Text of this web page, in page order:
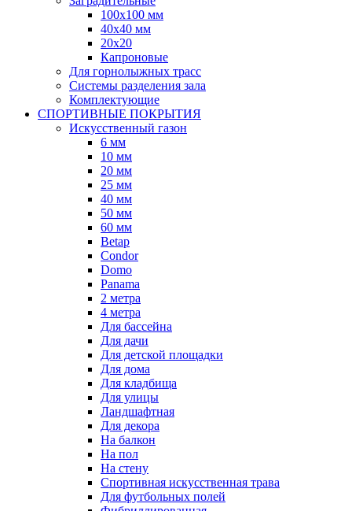
100х100 мм
40х40 мм
20х20
Капроновые
Для горнолыжных трасс
Системы разделения зала
Комплектующие
СПОРТИВНЫЕ ПОКРЫТИЯ
Искусственный газон
6 мм
10 мм
20 мм
25 мм
40 мм
50 мм
60 мм
Betap
Condor
Domo
Panama
2 метра
4 метра
Для бассейна
Для дачи
Для детской площадки
Для дома
Для кладбища
Для улицы
Ландшафтная
Для декора
На балкон
На пол
На стену
Спортивная искусственная трава
Для футбольных полей